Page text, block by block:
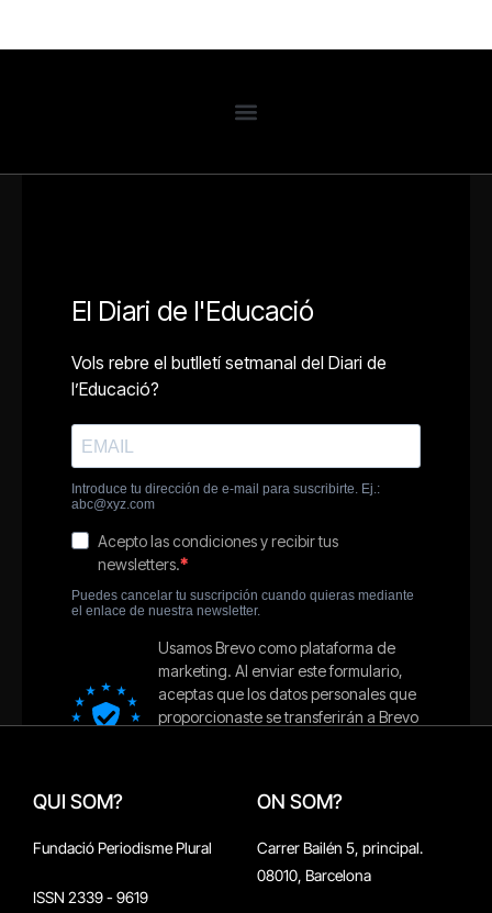
QUI SOM?
Fundació Periodisme Plural
ISSN 2339 - 9619
ON SOM?
Carrer Bailén 5, principal.
08010, Barcelona